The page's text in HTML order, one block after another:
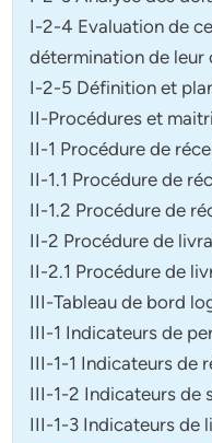
I-2-4 Evaluation de
détermination de leur
I-2-5 Définition et
II-Procédures et
II-1 Procédure de
II-1.1 Procédure de
II-1.2 Procédure de
II-2 Procédure de
II-2.1 Procédure de
III-Tableau de bord
III-1 Indicateurs de
III-1-1 Indicateurs de
III-1-2 Indicateurs de
III-1-3 Indicateurs de